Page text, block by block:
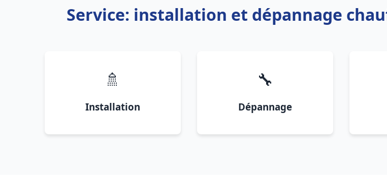
Service: installation et dépannage
🚿
Installation
🔧
Dépannage